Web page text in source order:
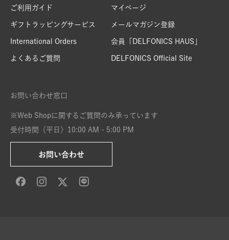
ご利用ガイド
ギフトラッピングサービス
International Orders
よくあるご質問
マイページ
メールマガジン登録
会員「DELFONICS HAUS」
DELFONICS Official Site
お問い合わせ窓口
※Web Shopに関するご質問のみ承っています
受付時間（平日）10:00 AM - 5:00 PM
お問い合わせ